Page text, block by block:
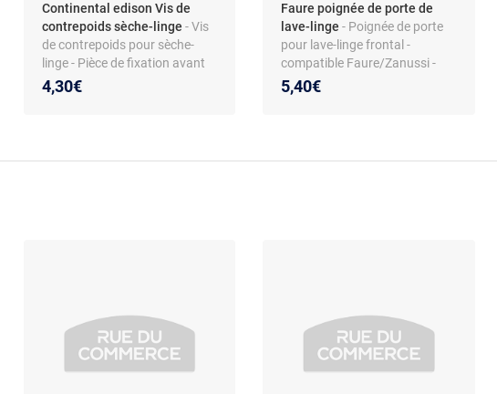
Continental edison Vis de
contrepoids sèche-linge - Vis
de contrepoids pour sèche-
linge - Pièce de fixation avant
10 x 40 - Compatible Waltham
4,30€
Faure poignée de porte de
lave-linge- Poignée de porte
pour lave-linge frontal -
compatible Faure/Zanussi -
coloris blanc - matériau ABS
5,40€